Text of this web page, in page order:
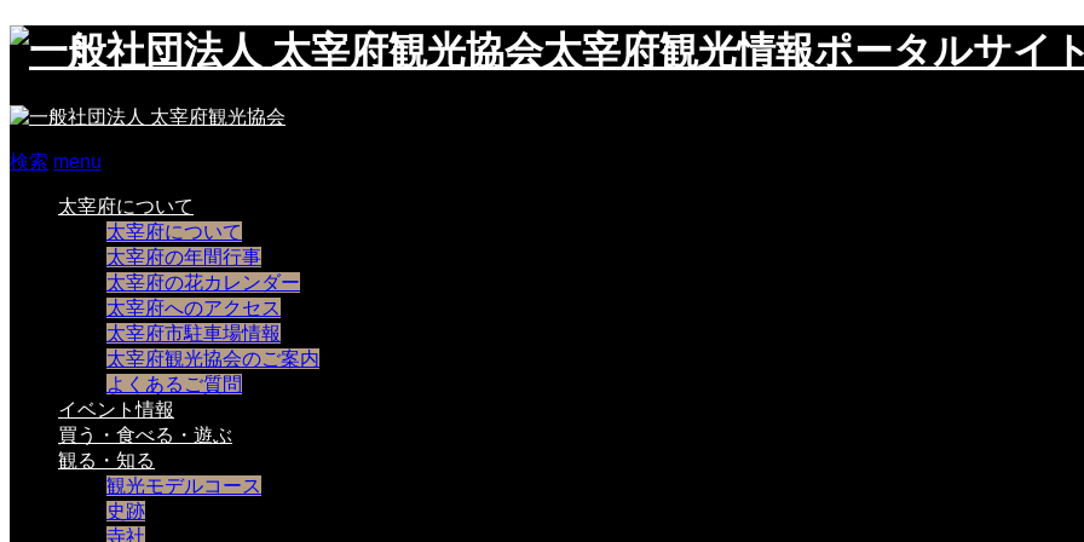
太宰府観光情報ポータルサイ
検索 menu
太宰府について
太宰府について
太宰府の年間行事
太宰府の花カレンダー
太宰府へのアクセス
太宰府市駐車場情報
太宰府観光協会のご案内
よくあるご質問
イベント情報
買う・食べる・遊ぶ
観る・知る
観光モデルコース
史跡
寺社